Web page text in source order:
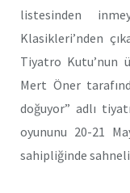
listesinden
Klasikleri’nden
Tiyatro Kutu’nun
Mert Öner
doğuyor” adlı
oyununu 20-21
sahipliğinde